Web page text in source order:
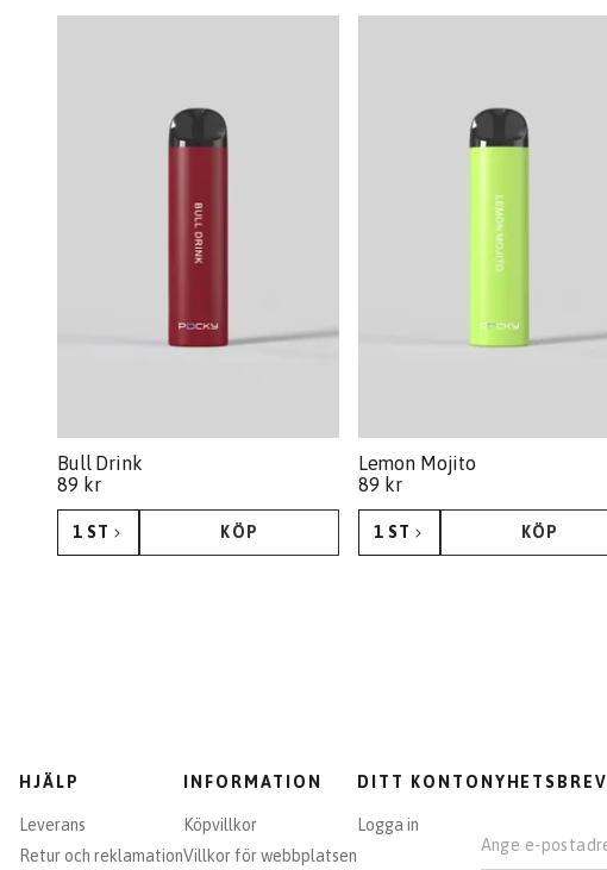
Bull Drink
89 kr
1 ST
KÖP
KÖP
Lemon Mojito
89 kr
1 ST
KÖP
KÖP
HJÄLP
Leverans
Retur och reklamation
INFORMATION
Köpvillkor
Villkor för webbplatsen
DITT KONTO
Logga in
NYHETSBREV